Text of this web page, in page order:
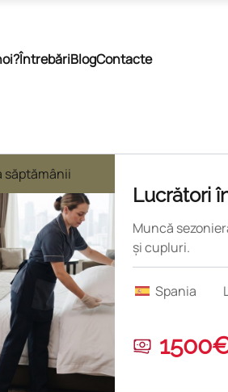
ÎntrebăriBlogContacte
săptămânii
Lucrători
Muncă
și cupluri.
Spania